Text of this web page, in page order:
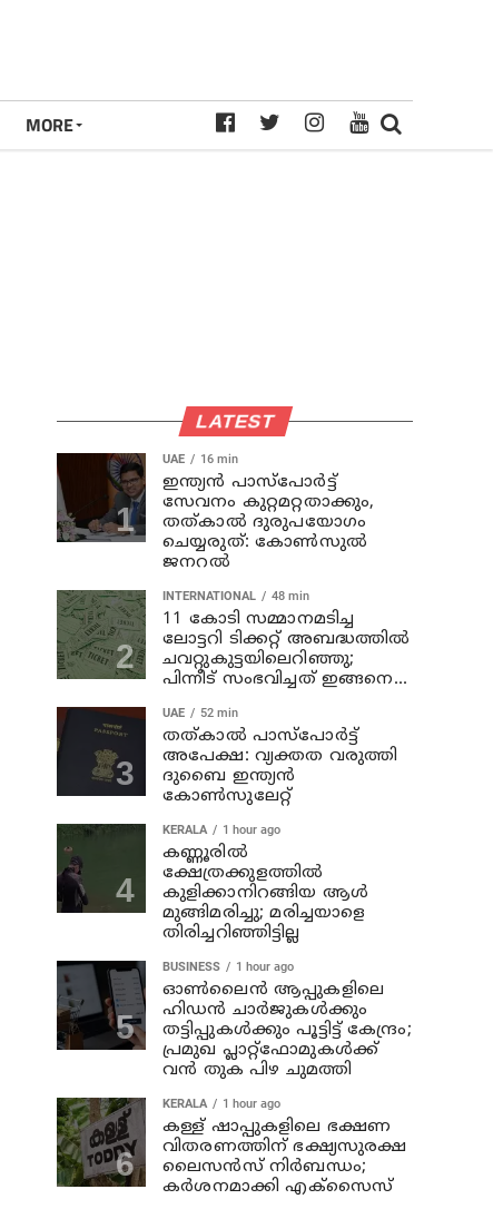
MORE
LATEST
UAE 16 min
ഇന്ത്യൻ പാസ്‌പോർട്ട്
സേവനം കുറ്റമറ്റതാക്കും,
തത്കാൽ ദുരുപയോഗം
ചെയ്യരുത്: കോൺസുൽ
ജനറൽ
INTERNATIONAL 48 min
11 കോടി സമ്മാനമടിച്ച
ലോട്ടറി ടിക്കറ്റ് അബദ്ധത്തിൽ
ചവറ്റുകുട്ടയിലെറിഞ്ഞു;
പിന്നീട് സംഭവിച്ചത് ഇങ്ങനെ...
UAE 52 min
തത്കാൽ പാസ്പോർട്ട്
അപേക്ഷ: വ്യക്തത വരുത്തി
ദുബൈ ഇന്ത്യൻ
കോൺസുലേറ്റ്
KERALA 1 hour ago
കണ്ണൂരില്‍
ക്ഷേത്രക്കുളത്തില്‍
കുളിക്കാനിറങ്ങിയ ആള്‍
മുങ്ങിമരിച്ചു; മരിച്ചയാളെ
തിരിച്ചറിഞ്ഞിട്ടില്ല
BUSINESS 1 hour ago
ഓൺലൈൻ ആപ്പുകളിലെ
ഹിഡൻ ചാർജുകൾക്കും
തട്ടിപ്പുകൾക്കും പൂട്ടിട്ട് കേന്ദ്രം;
പ്രമുഖ പ്ലാറ്റ്‌ഫോമുകൾക്ക്
വൻ തുക പിഴ ചുമത്തി
KERALA 1 hour ago
കള്ള് ഷാപ്പുകളിലെ ഭക്ഷണ
വിതരണത്തിന് ഭക്ഷ്യസുരക്ഷ
ലൈസന്‍സ് നിര്‍ബന്ധം;
കര്‍ശനമാക്കി എക്സൈസ്